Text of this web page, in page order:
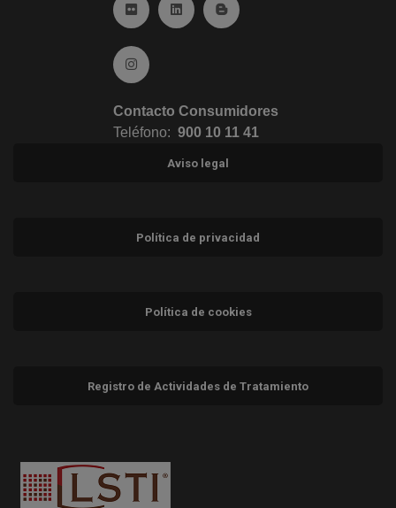
Ir a Flickr (abre en ventana nueva)
Ir a Linkedin (abre en ventana nueva)
Ir al Blog (abre en ventana
Ir a Instagram (abre en ventana nueva)
Contacto Consumidores
Teléfono: 900 10 11 41
Aviso legal
Política de privacidad
Política de cookies
Registro de Actividades de Tratamiento